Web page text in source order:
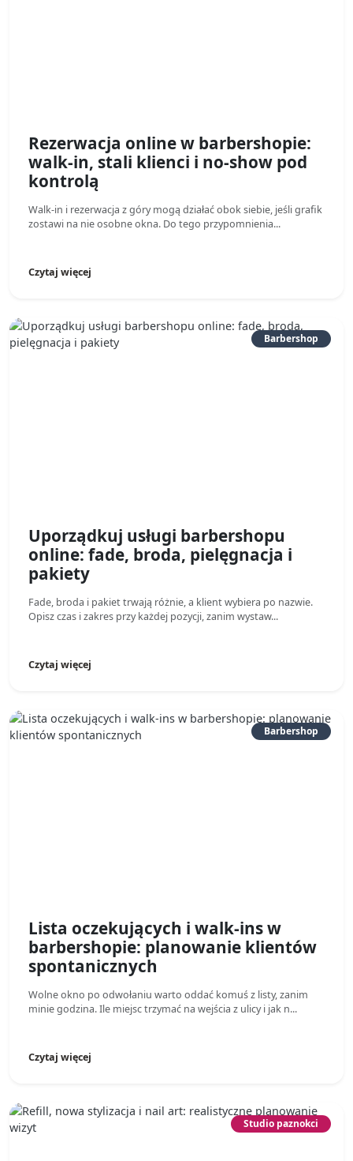
Rezerwacja online w barbershopie:
walk-in, stali klienci i no-show pod
kontrolą
Walk-in i rezerwacja z góry mogą działać obok siebie, jeśli grafik
zostawi na nie osobne okna. Do tego przypomnienia...
Czytaj więcej
Barbershop
Uporządkuj usługi barbershopu
online: fade, broda, pielęgnacja i
pakiety
Fade, broda i pakiet trwają różnie, a klient wybiera po nazwie.
Opisz czas i zakres przy każdej pozycji, zanim wystaw...
Czytaj więcej
Barbershop
Lista oczekujących i walk-ins w
barbershopie: planowanie klientów
spontanicznych
Wolne okno po odwołaniu warto oddać komuś z listy, zanim
minie godzina. Ile miejsc trzymać na wejścia z ulicy i jak n...
Czytaj więcej
Studio paznokci